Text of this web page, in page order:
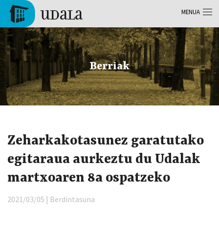
Skip to main content
Tolosa
Berriak
Zeharkakotasunez garatutako
egitaraua aurkeztu du Udalak
martxoaren 8a ospatzeko
2021/03/05 | Berdintasuna
MENUA